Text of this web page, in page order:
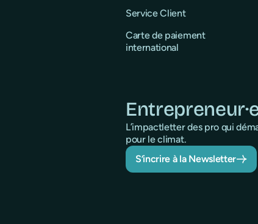
Service Client
Carte de paiement
international
L’impactletter des pro qui
pour le climat.
S’incrire à la Newsletter